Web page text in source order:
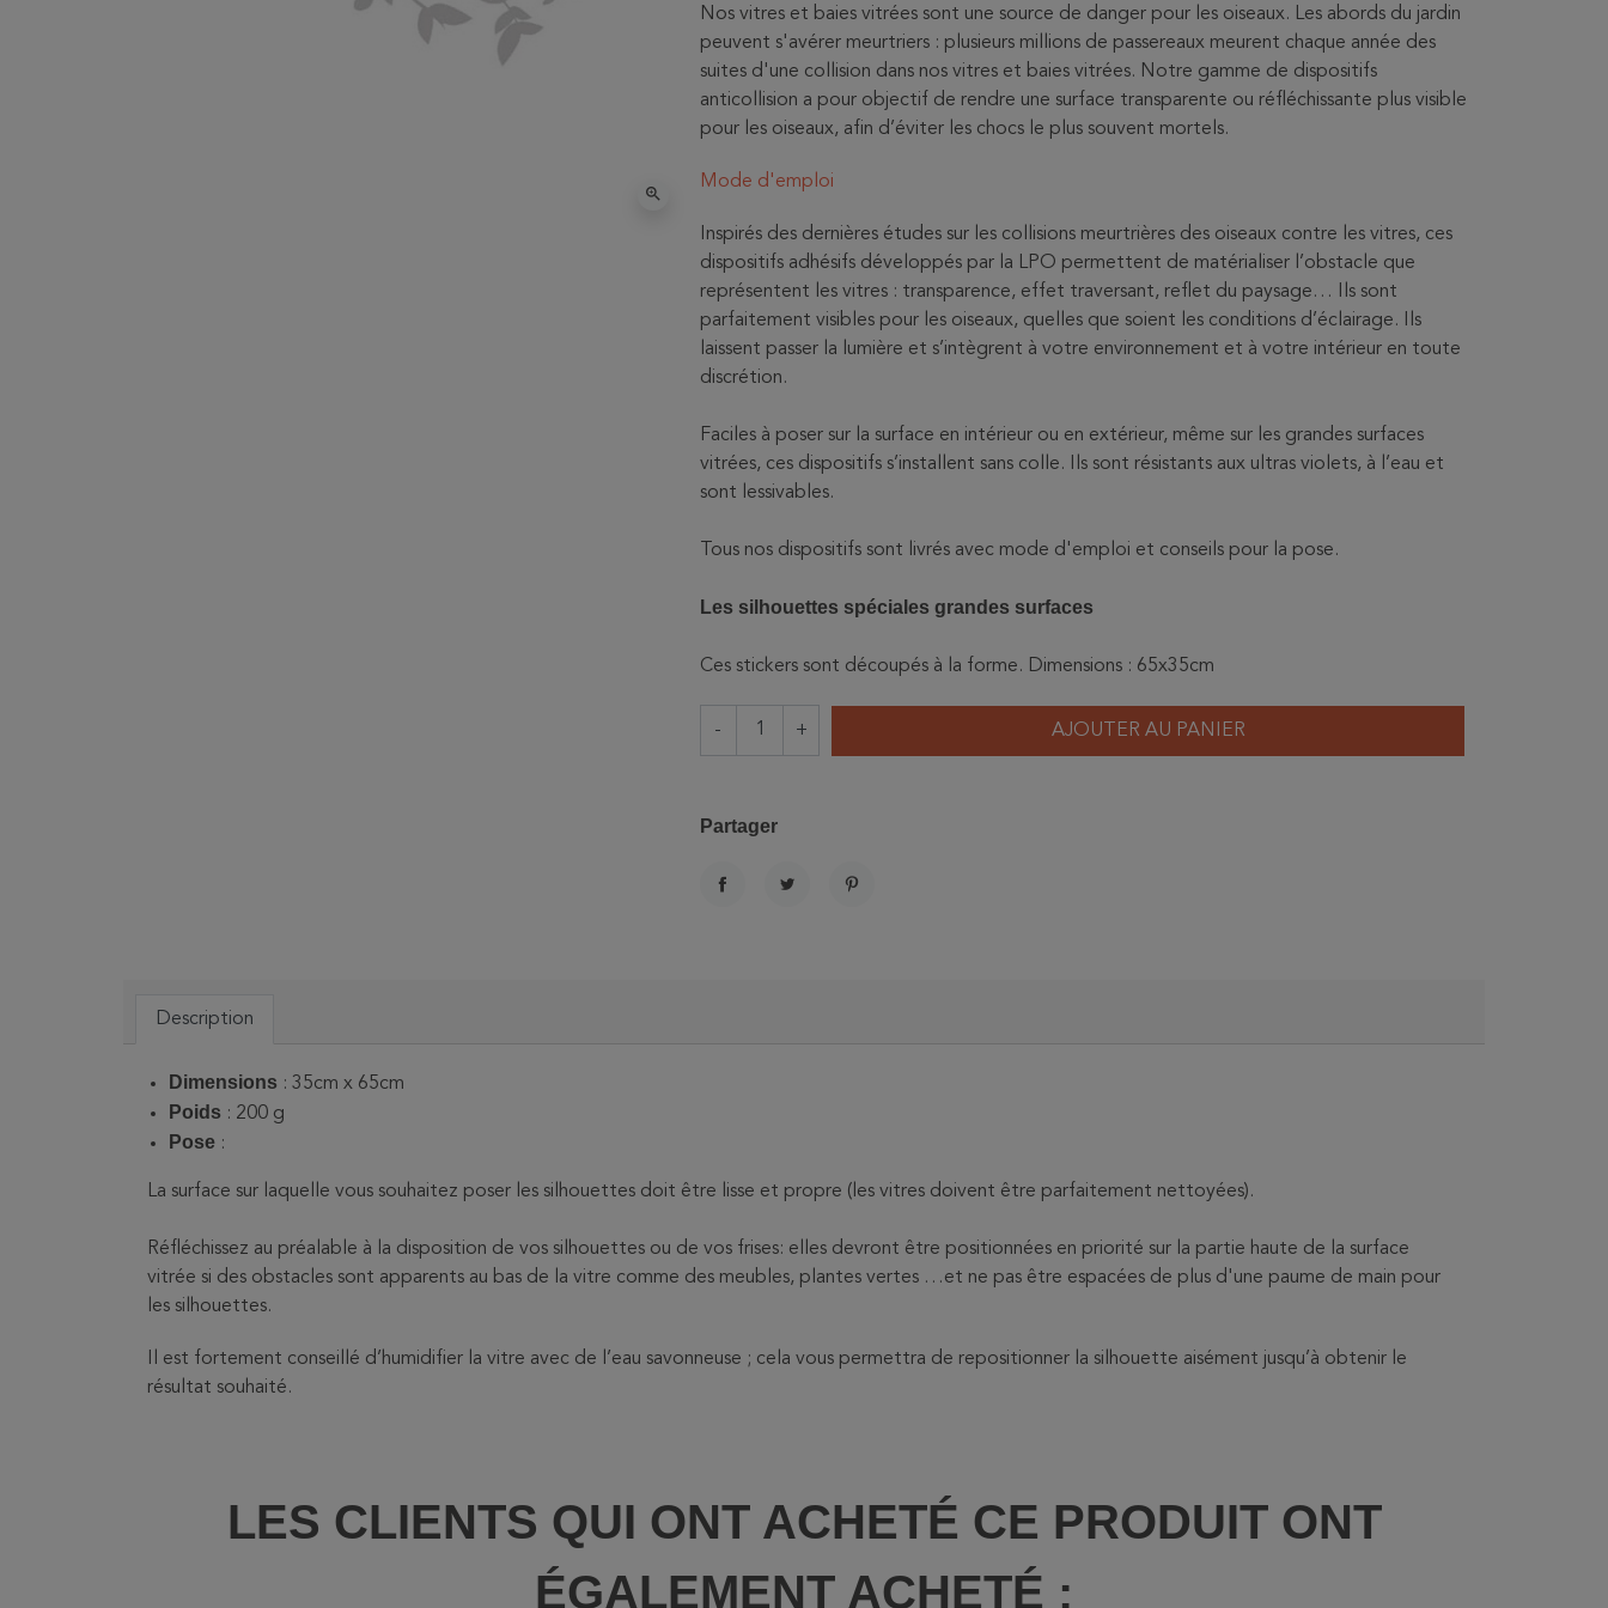
zoom_in
Nos vitres et baies vitrées sont une source de danger pour les oiseaux. Les abords du jardin
peuvent s'avérer meurtriers : plusieurs millions de passereaux meurent chaque année des
suites d'une collision dans nos vitres et baies vitrées. Notre gamme de dispositifs
anticollision a pour objectif de rendre une surface transparente ou réfléchissante plus visible
pour les oiseaux, afin d’éviter les chocs le plus souvent mortels.
Mode d'emploi
Inspirés des dernières études sur les collisions meurtrières des oiseaux contre les vitres, ces
dispositifs adhésifs développés par la LPO permettent de matérialiser l’obstacle que
représentent les vitres : transparence, effet traversant, reflet du paysage… Ils sont
parfaitement visibles pour les oiseaux, quelles que soient les conditions d’éclairage. Ils
laissent passer la lumière et s’intègrent à votre environnement et à votre intérieur en toute
discrétion.
Faciles à poser sur la surface en intérieur ou en extérieur, même sur les grandes surfaces
vitrées, ces dispositifs s’installent sans colle. Ils sont résistants aux ultras violets, à l’eau et
sont lessivables.
Tous nos dispositifs sont livrés avec mode d'emploi et conseils pour la pose.
Les silhouettes spéciales grandes surfaces
Ces stickers sont découpés à la forme. Dimensions : 65x35cm
- + AJOUTER AU PANIER
Partager
Description
Dimensions : 35cm x 65cm
Poids : 200 g
Pose :
La surface sur laquelle vous souhaitez poser les silhouettes doit être lisse et propre (les vitres doivent être parfaitement nettoyées).
Réfléchissez au préalable à la disposition de vos silhouettes ou de vos frises: elles devront être positionnées en priorité sur la partie haute de la surface
vitrée si des obstacles sont apparents au bas de la vitre comme des meubles, plantes vertes …et ne pas être espacées de plus d'une paume de main pour
les silhouettes.
Il est fortement conseillé d’humidifier la vitre avec de l’eau savonneuse ; cela vous permettra de repositionner la silhouette aisément jusqu’à obtenir le
résultat souhaité.
LES CLIENTS QUI ONT ACHETÉ CE PRODUIT ONT
ÉGALEMENT ACHETÉ :